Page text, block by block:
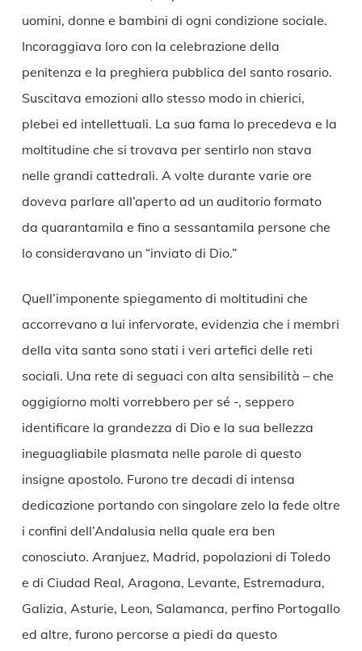
uomini, donne e bambini di ogni condizione sociale.
Incoraggiava loro con la celebrazione della
penitenza e la preghiera pubblica del santo rosario.
Suscitava emozioni allo stesso modo in chierici,
plebei ed intellettuali. La sua fama lo precedeva e la
moltitudine che si trovava per sentirlo non stava
nelle grandi cattedrali. A volte durante varie ore
doveva parlare all’aperto ad un auditorio formato
da quarantamila e fino a sessantamila persone che
lo consideravano un “inviato di Dio.”
Quell’imponente spiegamento di moltitudini che
accorrevano a lui infervorate, evidenzia che i membri
della vita santa sono stati i veri artefici delle reti
sociali. Una rete di seguaci con alta sensibilità – che
oggigiorno molti vorrebbero per sé -, seppero
identificare la grandezza di Dio e la sua bellezza
ineguagliabile plasmata nelle parole di questo
insigne apostolo. Furono tre decadi di intensa
dedicazione portando con singolare zelo la fede oltre
i confini dell’Andalusia nella quale era ben
conosciuto. Aranjuez, Madrid, popolazioni di Toledo
e di Ciudad Real, Aragona, Levante, Estremadura,
Galizia, Asturie, Leon, Salamanca, perfino Portogallo
ed altre, furono percorse a piedi da questo